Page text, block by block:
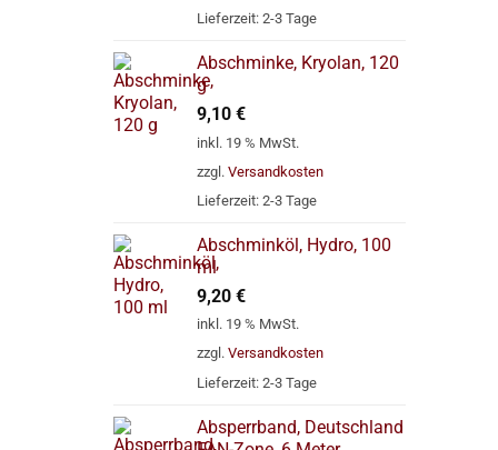
Lieferzeit: 2-3 Tage
Abschminke, Kryolan, 120
g
9,10 €
inkl. 19 % MwSt.
zzgl. Versandkosten
Lieferzeit: 2-3 Tage
Abschminköl, Hydro, 100
ml
9,20 €
inkl. 19 % MwSt.
zzgl. Versandkosten
Lieferzeit: 2-3 Tage
Absperrband, Deutschland